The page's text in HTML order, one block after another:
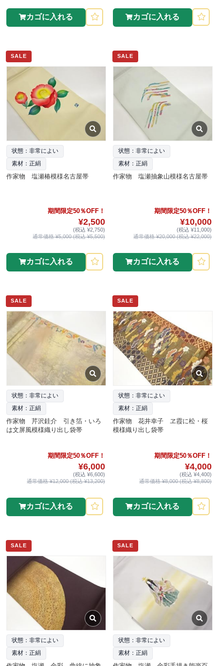
カゴに入れる カゴに入れる
SALE
状態：非常によい
素材：正絹
作家物 塩瀬椿模様名古屋帯
期間限定50％OFF！
¥2,500
(税込 ¥2,750)
通常価格 ¥5,000 (税込 ¥5,500)
カゴに入れる
SALE
状態：非常によい
素材：正絹
作家物 塩瀬抽象山模様名古屋帯
期間限定50％OFF！
¥10,000
(税込 ¥11,000)
通常価格 ¥20,000 (税込 ¥22,000)
カゴに入れる
SALE
状態：非常によい
素材：正絹
作家物 芹沢銈介 引き箔・いろ
は文屏風模様織り出し袋帯
期間限定50％OFF！
¥6,000
(税込 ¥6,600)
通常価格 ¥12,000 (税込 ¥13,200)
カゴに入れる
SALE
状態：非常によい
素材：正絹
作家物 花井幸子 ヱ霞に松・桜
模様織り出し袋帯
期間限定50％OFF！
¥4,000
(税込 ¥4,400)
通常価格 ¥8,000 (税込 ¥8,800)
カゴに入れる
SALE
状態：非常によい
素材：正絹
SALE
状態：非常によい
素材：正絹